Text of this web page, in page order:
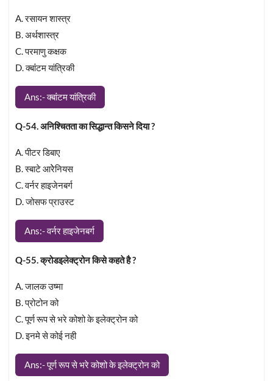
A. रसायन शास्त्र
B. अर्थशास्त्र
C. परमाणु कक्षक
D. क्बांंटम यांत्रिकी
Ans:- क्बांंटम यांत्रिकी
Q-54. अनिश्चितता का सिद्धान्त किसने दिया ?
A. पीटर डिबाए
B. स्बाटे आरेेनियस
C. वर्नर हाइजेनबर्ग
D. जोसफ प्राउस्ट
Ans:- वर्नर हाइजेनबर्ग
Q-55. क्रोडइलेक्ट्रोन किसे कहते है ?
A. जालक उष्मा
B. प्रोटोन को
C. पूर्ण रूप से भरे कोशो के इलेक्ट्रोन को
D. इनमे से कोई नही
Ans:- पूर्ण रूप से भरे कोशो के इलेक्ट्रोन को